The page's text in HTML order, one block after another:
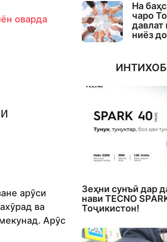
оварда
арӯси
ва
Арӯс
На
чаро
ниёз
Зеҳни сунъӣ дар
нави TECNO
Тоҷикистон!